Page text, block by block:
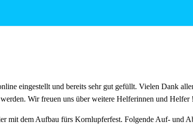
eingestellt und bereits sehr gut gefüllt. Vielen Dank
Wir freuen uns über weitere Helferinnen und Helfer
mit dem Aufbau fürs Kornlupferfest. Folgende Auf- und